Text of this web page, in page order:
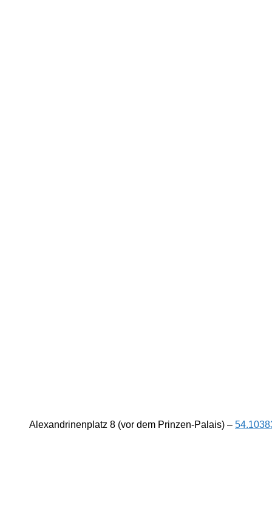
Alexandrinenplatz 8 (vor dem Prinzen-Palais) –